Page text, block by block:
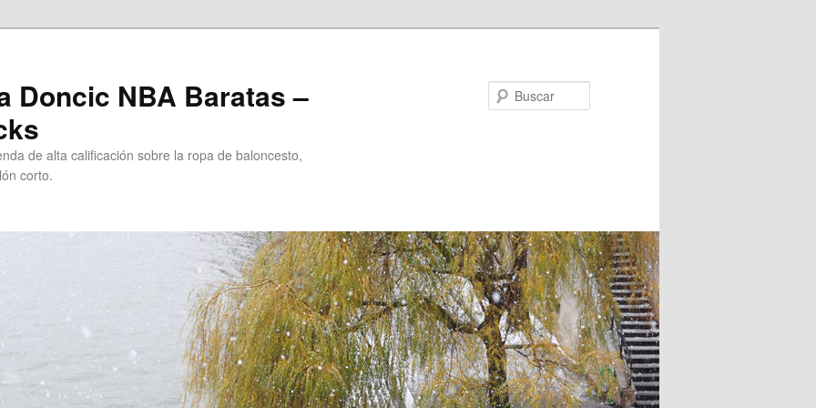
Doncic NBA Baratas –
de alta calificación sobre la ropa de baloncesto,
corto.